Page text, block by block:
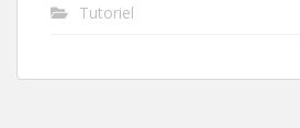
Tutoriel